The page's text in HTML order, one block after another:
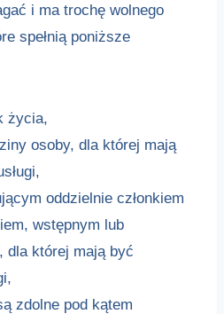
i ma trochę wolnego
spełnią poniższe
życia,
osoby, dla której mają
oddzielnie członkiem
wstępnym lub
dla której mają być
zdolne pod kątem